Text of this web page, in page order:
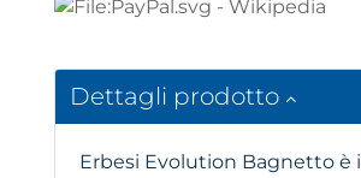
Dettagli prodotto
Erbesi Evolution Bagnetto è il